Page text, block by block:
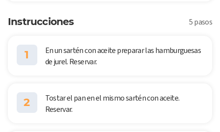
Instrucciones 5 pasos
1
En un sartén con aceite preparar las hamburguesas
de jurel. Reservar.
2
Tostar el pan en el mismo sartén con aceite.
Reservar.